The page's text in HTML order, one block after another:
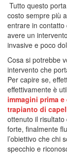
Tutto questo
costo sempre più
entrare in
avere un
invasive e poco
Cosa si potrebbe
intervento che
Per capire se,
effettivamente è
immagini prima
trapianto di
ottenuto il
forte, finalmente
l’obiettivo che chi
specchio e